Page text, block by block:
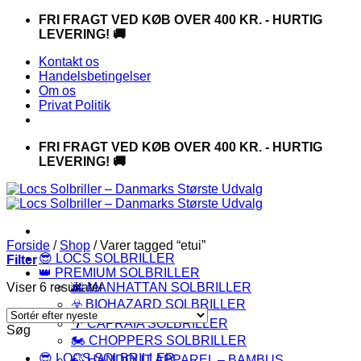
FortsætFRI FRAGT VED KØB OVER 400 KR. - HURTIG
LEVERING! 🚚
Kontakt os
Handelsbetingelser
Om os
Privat Politik
FRI FRAGT VED KØB OVER 400 KR. - HURTIG
LEVERING! 🚚
😎 LOCS SOLBRILLER
👑 PREMIUM SOLBRILLER
🌆 MANHATTAN SOLBRILLER
☣️ BIOHAZARD SOLBRILLER
🌴 CAPRAIA SOLBRILLER
🏍️ CHOPPERS SOLBRILLER
Forside / Shop /Varer tagged “etui”
Filter
Viser 6 resultaterSorteret
efter
Søg
😎 LOCS SOLBRILLER